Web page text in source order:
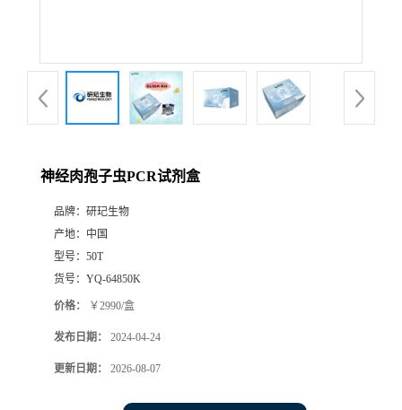
神经肉孢子虫PCR试剂盒
品牌： 研玘生物
产地： 中国
型号： 50T
货号： YQ-64850K
价格： ￥2990/盒
发布日期： 2024-04-24
更新日期： 2026-08-07